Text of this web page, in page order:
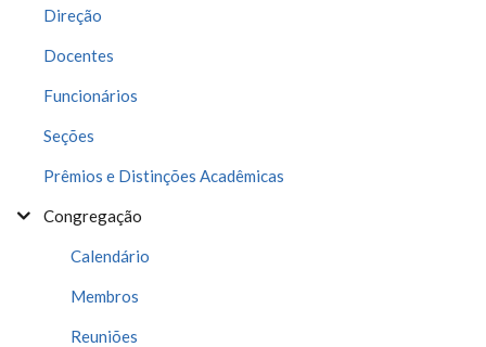
Direção
Docentes
Funcionários
Seções
Prêmios e Distinções Acadêmicas
Congregação
Calendário
Membros
Reuniões